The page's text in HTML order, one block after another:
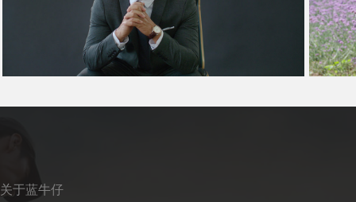
关于蓝牛仔